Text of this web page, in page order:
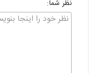
نظر شما: